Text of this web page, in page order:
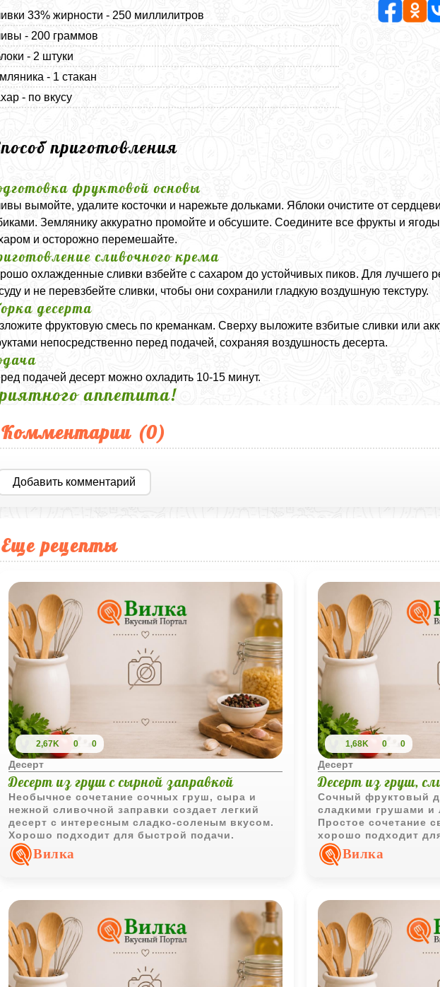
33% жирности - 250 миллилитров
- 200 граммов
- 2 штуки
- 1 стакан
- по вкусу
приготовления
фруктовой основы
вымойте, удалите косточки и нарежьте дольками. Яблоки очистите от
Землянику аккуратно промойте и обсушите. Соедините все фрукты и
и осторожно перемешайте.
сливочного крема
охлажденные сливки взбейте с сахаром до устойчивых пиков. Для лучшего
и не перевзбейте сливки, чтобы они сохранили гладкую воздушную текстуру.
десерта
фруктовую смесь по креманкам. Сверху выложите взбитые сливки или
непосредственно перед подачей, сохраняя воздушность десерта.
подачей десерт можно охладить 10-15 минут.
аппетита!
Комментарии (0)
Добавить комментарий
Еще рецепты
2,67K 0 0
Десерт
Десерт из груш с сырной заправкой
Необычное сочетание сочных груш, сыра и
нежной сливочной заправки создает легкий
десерт с интересным сладко-соленым вкусом.
Хорошо подходит для быстрой подачи.
Вилка
1,68K 0 0
Десерт
Десерт из груш,
Сочный фруктовый
сладкими грушами и
Простое сочетание
хорошо подходит
Вилка